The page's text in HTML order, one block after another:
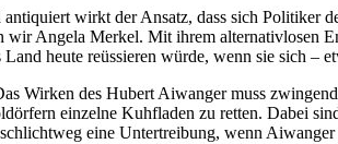
wirkt der Ansatz, dass sich Politiker
wir Angela Merkel. Mit ihrem alternativlosen
heute reüssieren würde, wenn sie sich –
Wirken des Hubert Aiwanger muss
einzelne Kuhfladen zu retten. Dabei
eine Untertreibung, wenn